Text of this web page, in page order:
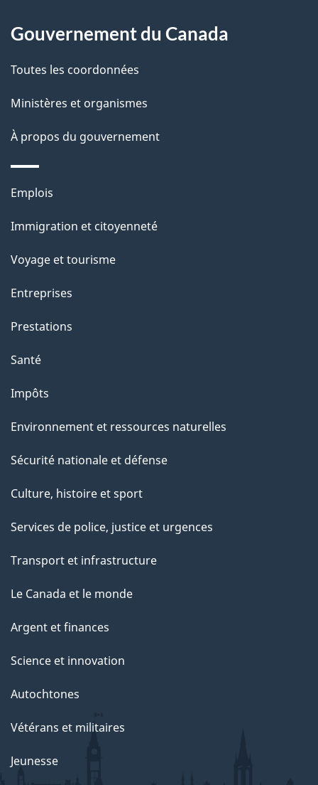
Gouvernement du Canada
Toutes les coordonnées
Ministères et organismes
À propos du gouvernement
Thèmes
sujets
Emplois
Immigration et citoyenneté
Voyage et tourisme
Entreprises
Prestations
Santé
Impôts
Environnement et ressources naturelles
Sécurité nationale et défense
Culture, histoire et sport
Services de police, justice et urgences
Transport et infrastructure
Le Canada et le monde
Argent et finances
Science et innovation
Autochtones
Vétérans et militaires
Jeunesse